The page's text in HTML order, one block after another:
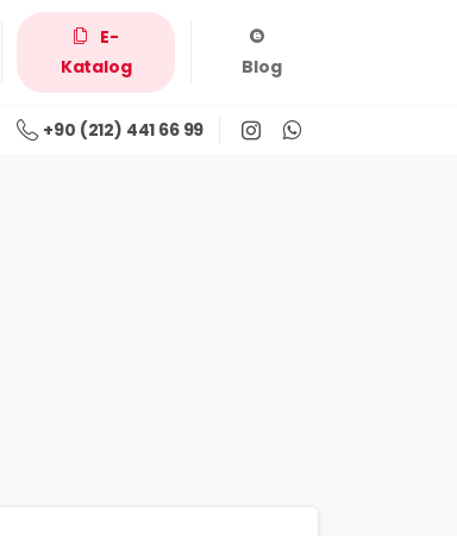
E-
Katalog
Blog
+90 (212) 441 66 99